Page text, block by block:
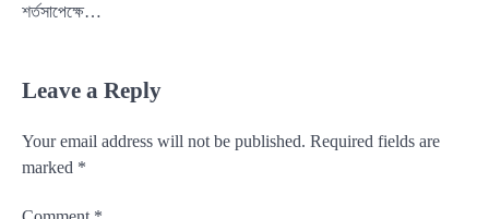
শর্তসাপেক্ষে…
Leave a Reply
Your email address will not be published. Required fields are
marked *